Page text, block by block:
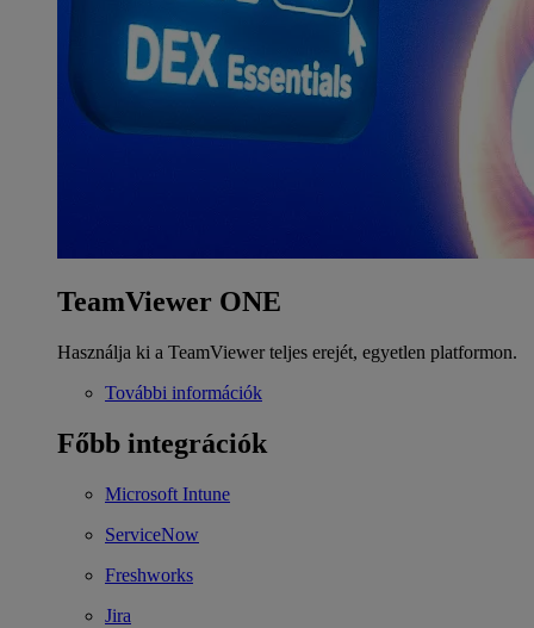
TeamViewer ONE
Használja ki a TeamViewer teljes erejét, egyetlen platformon.
További információk
Főbb integrációk
Microsoft Intune
ServiceNow
Freshworks
Jira